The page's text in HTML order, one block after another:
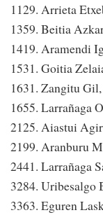
1129. Arrieta
1359. Beitia
1419. Aramendi
1531. Goitia
1631. Zangitu
1655.
2125. Aiastui
2199. Aranburu
2441. Larrañaga
3284.
3363. Eguren